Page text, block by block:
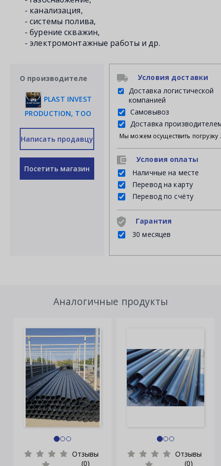
- канализация,
- системы полива,
- бурение скважин,
- электромонтажные работы и др.
О производителе
PLAST INVEST
PRODUCTION, ТОО
Написать продавцу
Посетить магазин
Условия доставки
Доставка логистической
компанией
Самовывоз
Доставка
Мы можем осуществить погрузку
Условия оплаты
Наличные на месте
Перевод на карту
Перевод по счёту
Гарантия
30 месяцев
Аналогичные продукты
Отзывы
(0)
Отзывы
(0)